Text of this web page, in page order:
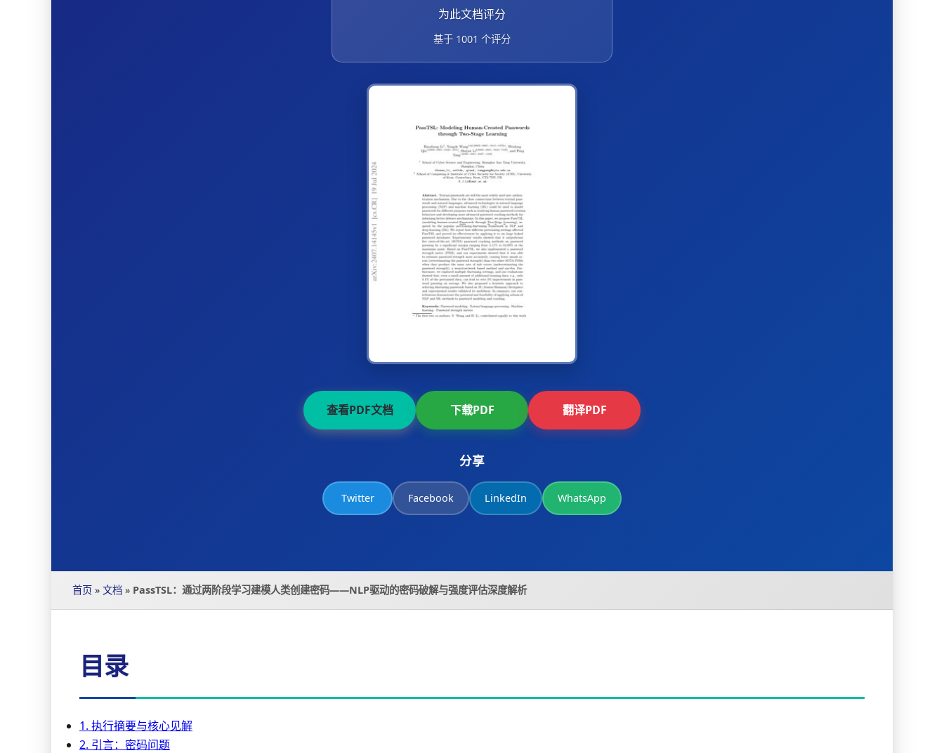
为此文档评分
基于 1001 个评分
查看PDF文档 下载PDF 翻译PDF
分享
Twitter Facebook LinkedIn WhatsApp
首页 » 文档 » PassTSL：通过两阶段学习建模人类创建密码——NLP驱动的密码破解与强度评估深度解析
目录
1. 执行摘要与核心见解
2. 引言：密码问题